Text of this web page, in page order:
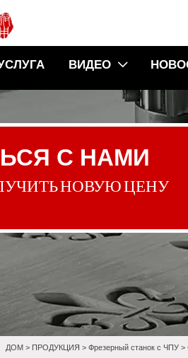
ВИДЕО 
С НАМИ
НОВУЮ ЦЕНУ
ДОМ> ПРОДУКЦИЯ > Фрезерный станок с ЧПУ>